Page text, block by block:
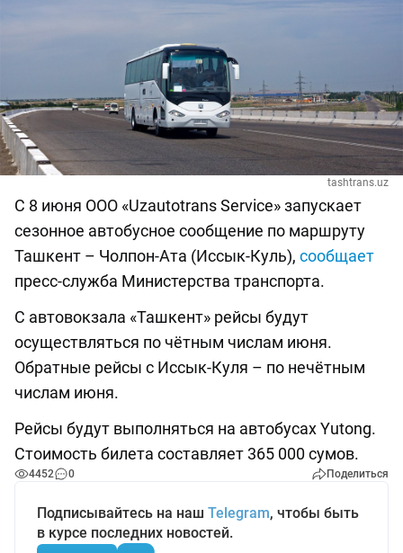
tashtrans.uz
С 8 июня ООО «Uzautotrans Service» запускает
сезонное автобусное сообщение по маршруту
Ташкент – Чолпон-Ата (Иссык-Куль), сообщает
пресс-служба Министерства транспорта.
С автовокзала «Ташкент» рейсы будут
осуществляться по чётным числам июня.
Обратные рейсы с Иссык-Куля – по нечётным
числам июня.
Рейсы будут выполняться на автобусах Yutong.
Стоимость билета составляет 365 000 сумов.
4452 0 Поделиться
Подписывайтесь на наш Telegram, чтобы быть
в курсе последних новостей.